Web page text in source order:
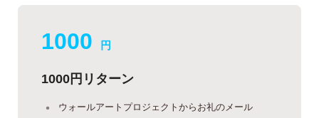
1000 円
1000円リターン
ウォールアートプロジェクトからお礼のメール